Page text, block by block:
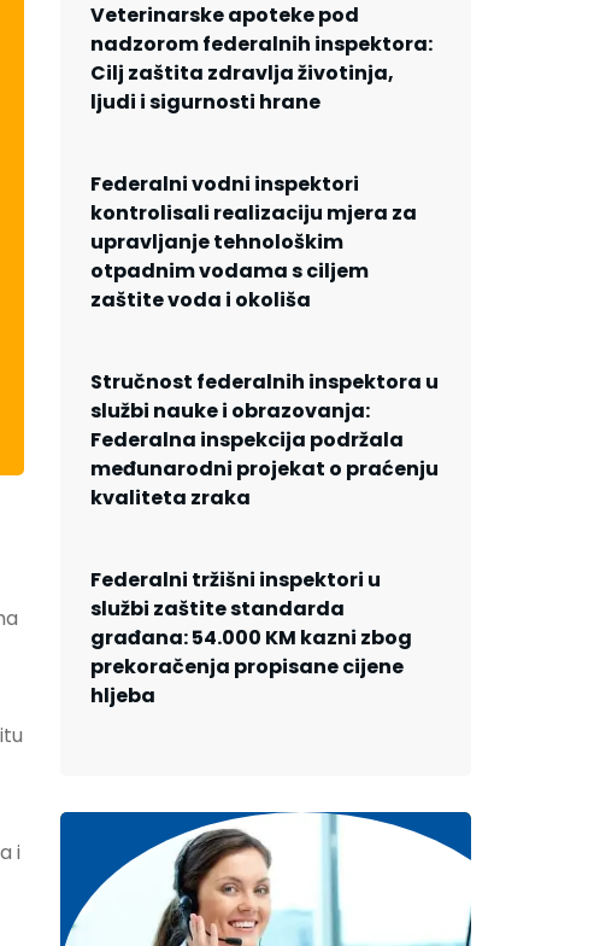
i
Veterinarske apoteke pod
nadzorom federalnih inspektora:
Cilj zaštita zdravlja životinja,
ljudi i sigurnosti hrane
Federalni vodni inspektori
kontrolisali realizaciju mjera za
upravljanje tehnološkim
otpadnim vodama s ciljem
zaštite voda i okoliša
Stručnost federalnih inspektora u
službi nauke i obrazovanja:
Federalna inspekcija podržala
međunarodni projekat o praćenju
kvaliteta zraka
Federalni tržišni inspektori u
službi zaštite standarda
građana: 54.000 KM kazni zbog
prekoračenja propisane cijene
hljeba